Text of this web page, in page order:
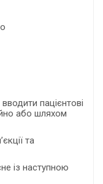
пацієнтові
або шляхом
та
із наступною